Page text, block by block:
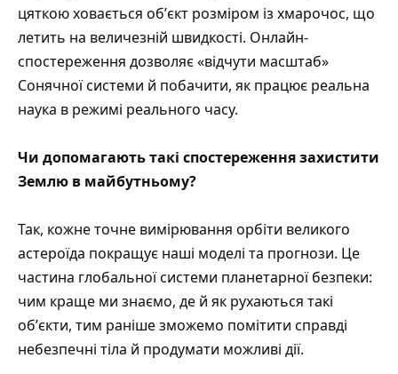
цяткою ховається обʼєкт розміром із хмарочос, що
летить на величезній швидкості. Онлайн-
спостереження дозволяє «відчути масштаб»
Сонячної системи й побачити, як працює реальна
наука в режимі реального часу.
Чи допомагають такі спостереження захистити
Землю в майбутньому?
Так, кожне точне вимірювання орбіти великого
астероїда покращує наші моделі та прогнози. Це
частина глобальної системи планетарної безпеки:
чим краще ми знаємо, де й як рухаються такі
обʼєкти, тим раніше зможемо помітити справді
небезпечні тіла й продумати можливі дії.